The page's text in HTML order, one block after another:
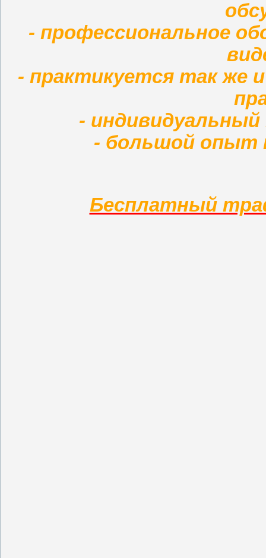
- профессиональное
- практикуется так же
- индивидуальный
- большой опыт
Бесплатный